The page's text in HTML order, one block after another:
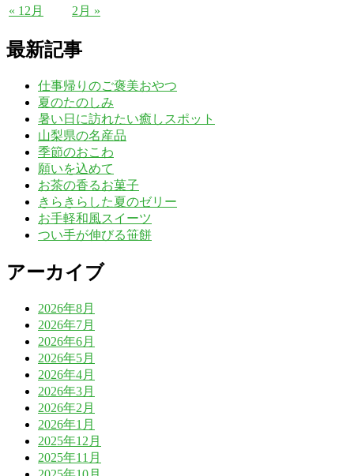
« 12月 2月 »
最新記事
仕事帰りのご褒美おやつ
夏のたのしみ
暑い日に訪れたい癒しスポット
山梨県の名産品
季節のおこわ
願いを込めて
お茶の香るお菓子
きらきらした夏のゼリー
お手軽和風スイーツ
つい手が伸びる笹餅
アーカイブ
2026年8月
2026年7月
2026年6月
2026年5月
2026年4月
2026年3月
2026年2月
2026年1月
2025年12月
2025年11月